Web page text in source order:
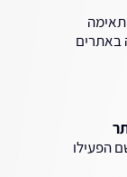
באתרים
הפעילו